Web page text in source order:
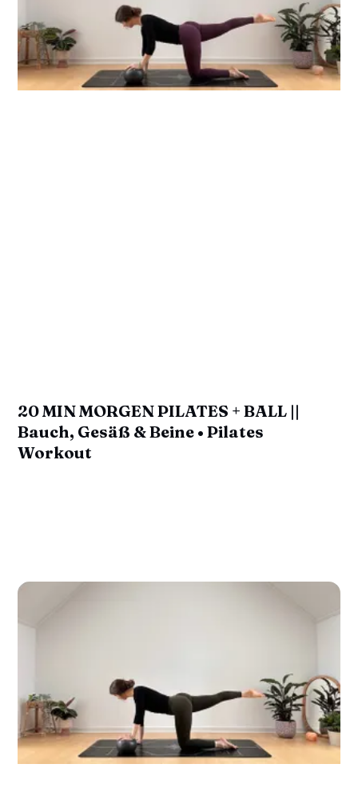
20 MIN MORGEN PILATES + BALL ||
Bauch, Gesäß & Beine • Pilates
Workout